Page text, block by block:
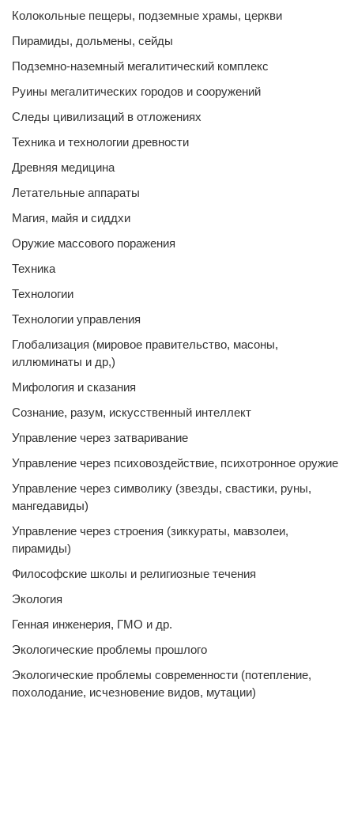
Колокольные пещеры, подземные храмы, церкви
Пирамиды, дольмены, сейды
Подземно-наземный мегалитический комплекс
Руины мегалитических городов и сооружений
Следы цивилизаций в отложениях
Техника и технологии древности
Древняя медицина
Летательные аппараты
Магия, майя и сиддхи
Оружие массового поражения
Техника
Технологии
Технологии управления
Глобализация (мировое правительство, масоны,
иллюминаты и др,)
Мифология и сказания
Сознание, разум, искусственный интеллект
Управление через затваривание
Управление через психовоздействие, психотронное оружие
Управление через символику (звезды, свастики, руны,
мангедавиды)
Управление через строения (зиккураты, мавзолеи,
пирамиды)
Философские школы и религиозные течения
Экология
Генная инженерия, ГМО и др.
Экологические проблемы прошлого
Экологические проблемы современности (потепление,
похолодание, исчезновение видов, мутации)